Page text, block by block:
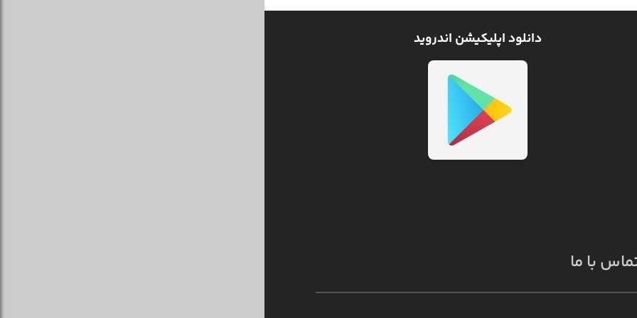
دانلود اپلیکیشن اندروید
با ما